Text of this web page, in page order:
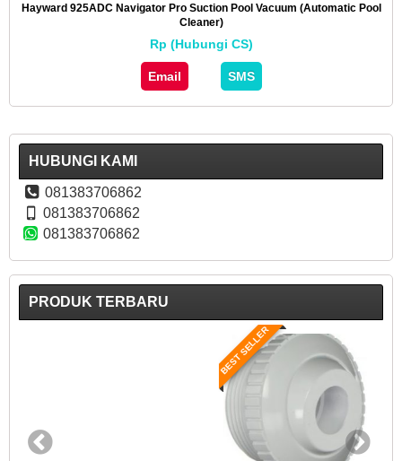
Hayward 925ADC Navigator Pro Suction Pool Vacuum (Automatic Pool
Cleaner)
Rp (Hubungi CS)
Email SMS
HUBUNGI KAMI
081383706862
081383706862
081383706862
PRODUK TERBARU